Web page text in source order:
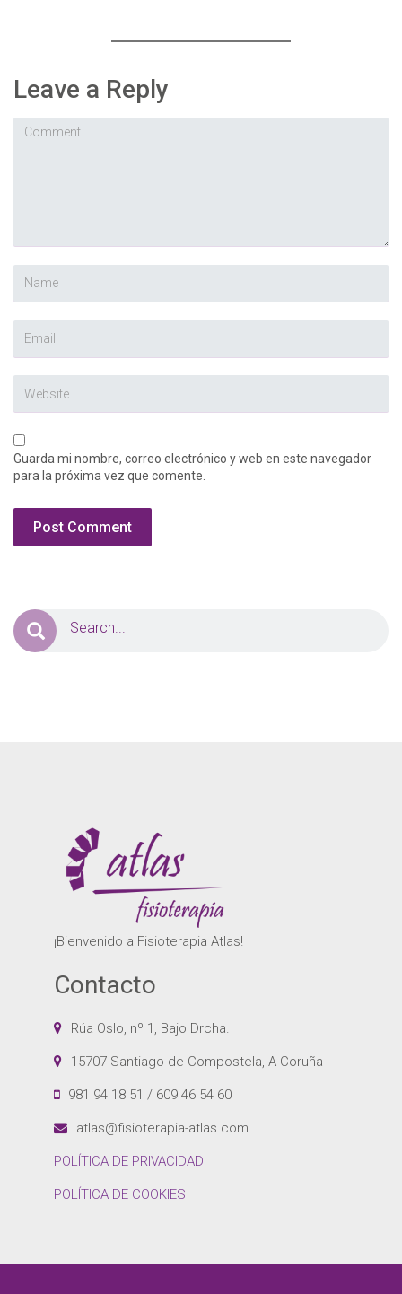
Leave a Reply
Guarda mi nombre, correo electrónico y web en este navegador
para la próxima vez que comente.
¡Bienvenido a Fisioterapia Atlas!
Contacto
Rúa Oslo, nº 1, Bajo Drcha.
15707 Santiago de Compostela, A Coruña
981 94 18 51 / 609 46 54 60
atlas@fisioterapia-atlas.com
POLÍTICA DE PRIVACIDAD
POLÍTICA DE COOKIES